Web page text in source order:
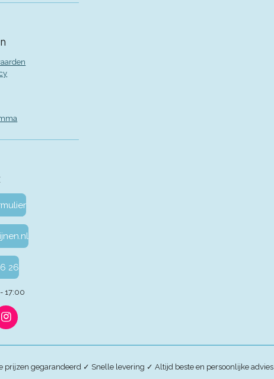
26
17:00
I
n
s
a
prijzen gegarandeerd ✓ Snelle levering ✓ Altijd beste en persoonlijke advies